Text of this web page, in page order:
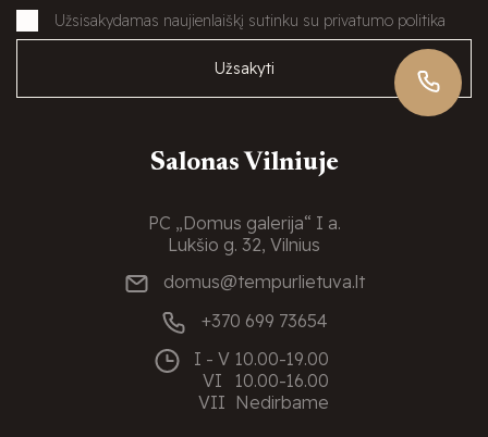
Užsisakydamas naujienlaiškį sutinku su privatumo politika
Užsakyti
Salonas Vilniuje
PC „Domus galerija“ I a.
Lukšio g. 32, Vilnius
domus@tempurlietuva.lt
+370 699 73654
I - V 10.00-19.00
VI
10.00-16.00
VII Nedirbame